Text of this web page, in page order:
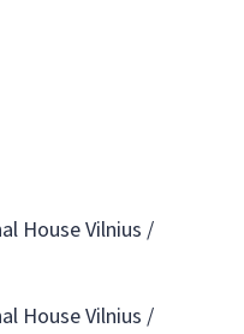
House Vilnius /
House Vilnius /